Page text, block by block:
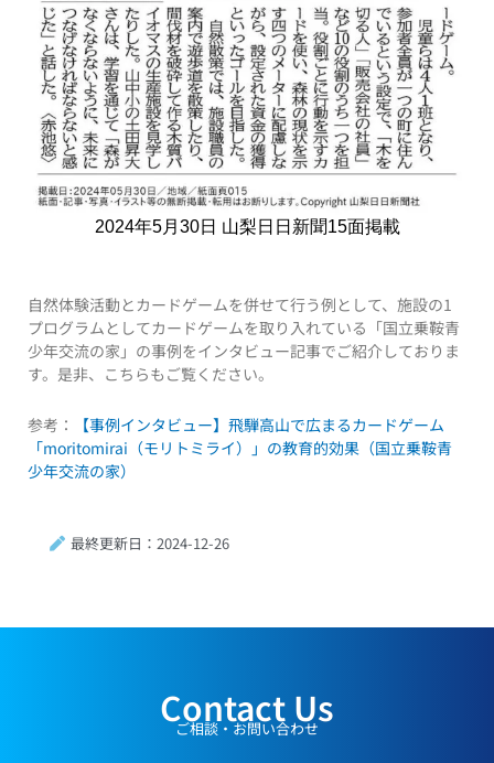
2024年5月30日 山梨日日新聞15面掲載
自然体験活動とカードゲームを併せて行う例として、施設の1
プログラムとしてカードゲームを取り入れている「国立乗鞍青
少年交流の家」の事例をインタビュー記事でご紹介しておりま
す。是非、こちらもご覧ください。
参考：
【事例インタビュー】飛騨高山で広まるカードゲーム
「moritomirai（モリトミライ）」の教育的効果（国立乗鞍青
少年交流の家）
最終更新日：2024-12-26
Contact Us
ご相談・お問い合わせ